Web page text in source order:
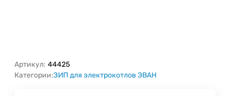
Артикул: 44425
Категории:ЗИП для электрокотлов ЭВАН